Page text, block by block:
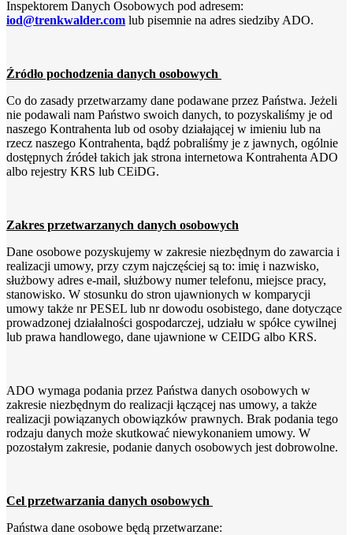
Inspektorem Danych Osobowych pod adresem:
iod@trenkwalder.com lub pisemnie na adres siedziby ADO.
Źródło pochodzenia danych osobowych
Co do zasady przetwarzamy dane podawane przez Państwa. Jeżeli
nie podawali nam Państwo swoich danych, to pozyskaliśmy je od
naszego Kontrahenta lub od osoby działającej w imieniu lub na
rzecz naszego Kontrahenta, bądź pobraliśmy je z jawnych, ogólnie
dostępnych źródeł takich jak strona internetowa Kontrahenta ADO
albo rejestry KRS lub CEiDG.
Zakres przetwarzanych danych osobowych
Dane osobowe pozyskujemy w zakresie niezbędnym do zawarcia i
realizacji umowy, przy czym najczęściej są to: imię i nazwisko,
służbowy adres e-mail, służbowy numer telefonu, miejsce pracy,
stanowisko. W stosunku do stron ujawnionych w komparycji
umowy także nr PESEL lub nr dowodu osobistego, dane dotyczące
prowadzonej działalności gospodarczej, udziału w spółce cywilnej
lub prawa handlowego, dane ujawnione w CEIDG albo KRS.
ADO wymaga podania przez Państwa danych osobowych w
zakresie niezbędnym do realizacji łączącej nas umowy, a także
realizacji powiązanych obowiązków prawnych. Brak podania tego
rodzaju danych może skutkować niewykonaniem umowy. W
pozostałym zakresie, podanie danych osobowych jest dobrowolne.
Cel przetwarzania danych osobowych
Państwa dane osobowe będą przetwarzane: